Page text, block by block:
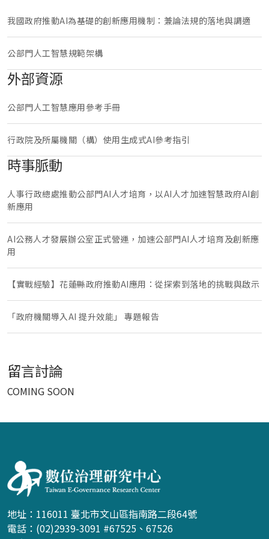
我國政府推動AI為基礎的創新應用機制：兼論法規的落地與調適
公部門人工智慧規範架構
外部資源
公部門人工智慧應用參考手冊
行政院及所屬機關（構）使用生成式AI參考指引
時事脈動
人事行政總處推動公部門AI人才培育，以AI人才加速智慧政府AI創
新應用
AI公務人才發展辦公室正式營運，加速公部門AI人才培育及創新應
用
【實戰經驗】花蓮縣政府推動AI應用：從探索到落地的挑戰與啟示
「政府機關導入AI 提升效能」 專題報告
留言討論
COMING SOON
地址：116011 臺北市文山區指南路二段64號
電話：(02)2939-3091 #67525、67526